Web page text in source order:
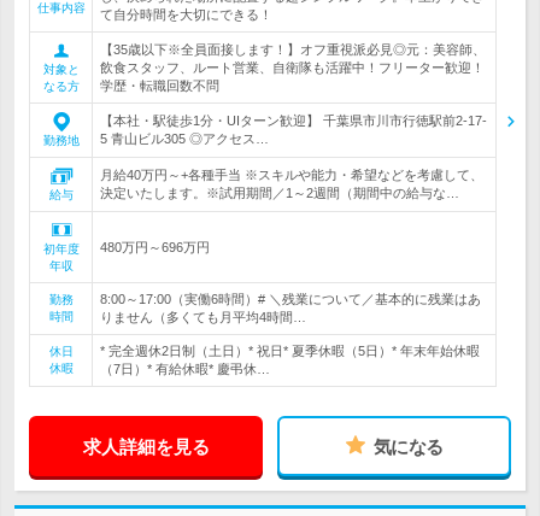
仕事内容
て自分時間を大切にできる！
対象と
なる方
【35歳以下※全員面接します！】オフ重視派必見◎元：美容師、
飲食スタッフ、ルート営業、自衛隊も活躍中！フリーター歓迎！
学歴・転職回数不問
勤務地
【本社・駅徒歩1分・UIターン歓迎】 千葉県市川市行徳駅前2-17-
5 青山ビル305 ◎アクセス…
給与
月給40万円～+各種手当 ※スキルや能力・希望などを考慮して、
決定いたします。※試用期間／1～2週間（期間中の給与な…
初年度
年収
480万円～696万円
勤務
時間
8:00～17:00（実働6時間）# ＼残業について／基本的に残業はあ
りません（多くても月平均4時間…
休日
休暇
* 完全週休2日制（土日）* 祝日* 夏季休暇（5日）* 年末年始休暇
（7日）* 有給休暇* 慶弔休…
求人詳細を見る 気になる